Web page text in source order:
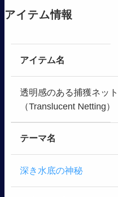
アイテム情報
アイテム名
透明感のある捕獲ネット
（Translucent Netting）
テーマ名
深き水底の神秘